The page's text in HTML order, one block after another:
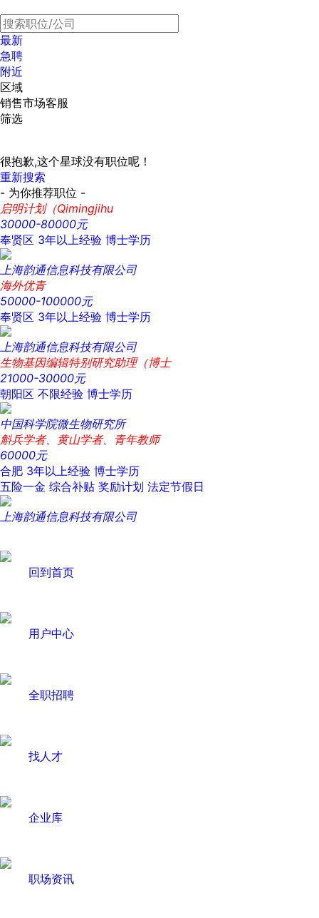
最新
急聘
附近
区域
销售市场客服
筛选
很抱歉,这个星球没有职位呢！
重新搜索
- 为你推荐职位 -
启明计划（Qimingjihu
30000-80000元
奉贤区 3年以上经验 博士学历
上海韵通信息科技有限公司
海外优青
50000-100000元
奉贤区 3年以上经验 博士学历
上海韵通信息科技有限公司
生物基因编辑特别研究助理（博士
21000-30000元
朝阳区 不限经验 博士学历
中国科学院微生物研究所
斛兵学者、黄山学者、青年教师
60000元
合肥 3年以上经验 博士学历
五险一金 综合补贴 奖励计划 法定节假日
上海韵通信息科技有限公司
回到首页
用户中心
全职招聘
找人才
企业库
职场资讯